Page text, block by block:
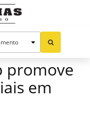
promove
em